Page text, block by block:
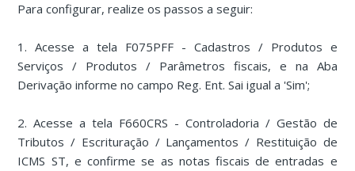
Para configurar, realize os passos a seguir:
1. Acesse a tela F075PFF - Cadastros / Produtos e
Serviços / Produtos / Parâmetros fiscais, e na Aba
Derivação informe no campo Reg. Ent. Sai igual a 'Sim';
2. Acesse a tela F660CRS - Controladoria / Gestão de
Tributos / Escrituração / Lançamentos / Restituição de
ICMS ST, e confirme se as notas fiscais de entradas e